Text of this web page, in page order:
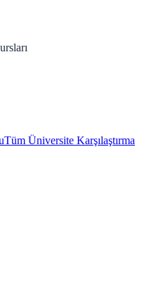
Tüm Üniversite Karşılaştırma